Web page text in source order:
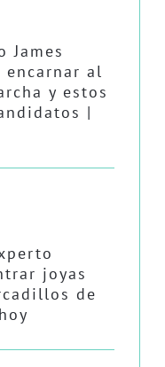
James
al
y estos
|
joyas
de